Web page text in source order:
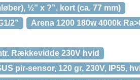
½” x ?”, kort (ca. 77 mm)
2”
Arena 1200 180w 4000k
Rækkevidde 230V hvid
pir-sensor, 120 gr, 230V, IP55,